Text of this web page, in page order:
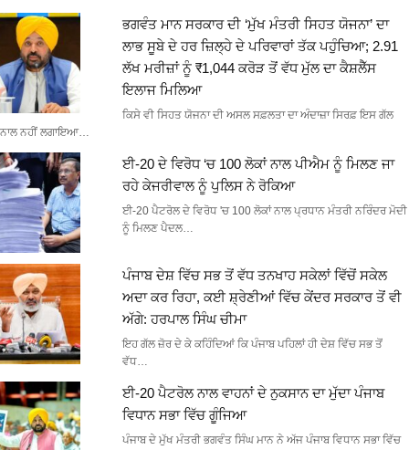
ਭਗਵੰਤ ਮਾਨ ਸਰਕਾਰ ਦੀ ‘ਮੁੱਖ ਮੰਤਰੀ ਸਿਹਤ ਯੋਜਨਾ’ ਦਾ
ਲਾਭ ਸੂਬੇ ਦੇ ਹਰ ਜ਼ਿਲ੍ਹੇ ਦੇ ਪਰਿਵਾਰਾਂ ਤੱਕ ਪਹੁੰਚਿਆ; 2.91
ਲੱਖ ਮਰੀਜ਼ਾਂ ਨੂੰ ₹1,044 ਕਰੋੜ ਤੋਂ ਵੱਧ ਮੁੱਲ ਦਾ ਕੈਸ਼ਲੈੱਸ
ਇਲਾਜ ਮਿਲਿਆ
ਕਿਸੇ ਵੀ ਸਿਹਤ ਯੋਜਨਾ ਦੀ ਅਸਲ ਸਫ਼ਲਤਾ ਦਾ ਅੰਦਾਜ਼ਾ ਸਿਰਫ਼ ਇਸ ਗੱਲ
ਨਾਲ ਨਹੀਂ ਲਗਾਇਆ…
ਈ-20 ਦੇ ਵਿਰੋਧ ‘ਚ 100 ਲੋਕਾਂ ਨਾਲ ਪੀਐਮ ਨੂੰ ਮਿਲਣ ਜਾ
ਰਹੇ ਕੇਜਰੀਵਾਲ ਨੂੰ ਪੁਲਿਸ ਨੇ ਰੋਕਿਆ
ਈ-20 ਪੈਟਰੋਲ ਦੇ ਵਿਰੋਧ 'ਚ 100 ਲੋਕਾਂ ਨਾਲ ਪ੍ਰਧਾਨ ਮੰਤਰੀ ਨਰਿੰਦਰ ਮੋਦੀ
ਨੂੰ ਮਿਲਣ ਪੈਦਲ…
ਪੰਜਾਬ ਦੇਸ਼ ਵਿੱਚ ਸਭ ਤੋਂ ਵੱਧ ਤਨਖਾਹ ਸਕੇਲਾਂ ਵਿੱਚੋਂ ਸਕੇਲ
ਅਦਾ ਕਰ ਰਿਹਾ, ਕਈ ਸ਼੍ਰੇਣੀਆਂ ਵਿੱਚ ਕੇਂਦਰ ਸਰਕਾਰ ਤੋਂ ਵੀ
ਅੱਗੇ: ਹਰਪਾਲ ਸਿੰਘ ਚੀਮਾ
ਇਹ ਗੱਲ ਜ਼ੋਰ ਦੇ ਕੇ ਕਹਿੰਦਿਆਂ ਕਿ ਪੰਜਾਬ ਪਹਿਲਾਂ ਹੀ ਦੇਸ਼ ਵਿੱਚ ਸਭ ਤੋਂ
ਵੱਧ…
ਈ-20 ਪੈਟਰੋਲ ਨਾਲ ਵਾਹਨਾਂ ਦੇ ਨੁਕਸਾਨ ਦਾ ਮੁੱਦਾ ਪੰਜਾਬ
ਵਿਧਾਨ ਸਭਾ ਵਿੱਚ ਗੂੰਜਿਆ
ਪੰਜਾਬ ਦੇ ਮੁੱਖ ਮੰਤਰੀ ਭਗਵੰਤ ਸਿੰਘ ਮਾਨ ਨੇ ਅੱਜ ਪੰਜਾਬ ਵਿਧਾਨ ਸਭਾ ਵਿੱਚ